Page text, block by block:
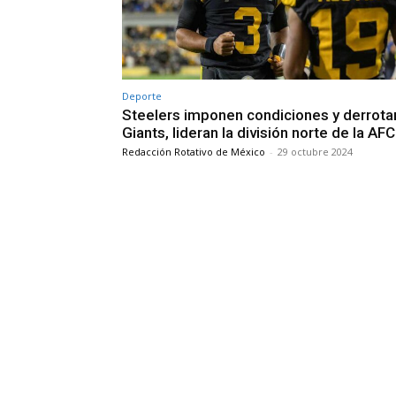
Deporte
Steelers imponen condiciones y
Giants, lideran la división norte de la AFC
Redacción Rotativo de México - 29 octubre 2024